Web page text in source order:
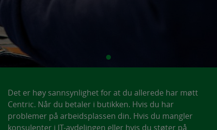
Det er høy sannsynlighet for at du allerede har møtt
Centric. Når du betaler i butikken. Hvis du har
problemer på arbeidsplassen din. Hvis du mangler
konsulenter i IT-avdelingen eller hvis du støter på